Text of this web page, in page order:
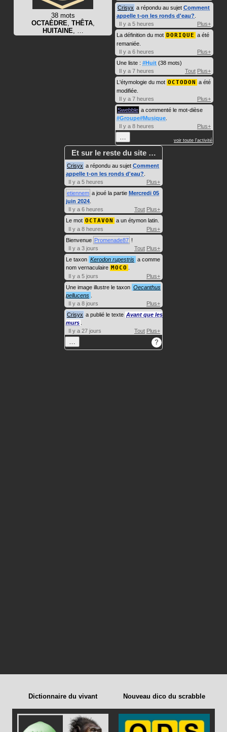
38 mots
OCTAÈDRE, THÊTA,
HUITAINE, …
Crisyx a répondu au sujet Comment
appelle t-on les ronds d'eau?
Il y a 5 heures
Plus+
La définition du mot DORIQUE a été
remaniée.
Il y a 6 heures
Plus+
Une liste : #Huit (38 mots)
Il y a 7 heures
Tout Plus+
L'étymologie du mot OCTODON a été
modifiée.
Il y a 7 heures
Plus+
Swebble a commenté le mot-dièse
#Groupe#Musique
Il y a 8 heures
Plus+
… voir toute l'activité
Et sur le reste du site …
Crisyx a répondu au sujet Comment
appelle t-on les ronds d'eau?
Il y a 5 heures
Plus+
etiennem a joué la partie Mercredi 05
juin 2024
Il y a 6 heures
Tout Plus+
Le mot OCTAVON a un étymon latin.
Il y a 8 heures
Plus+
Bienvenue Promenade87 !
Il y a 3 jours
Tout Plus+
Le taxon Kerodon rupestris a comme
nom vernaculaire MOCO
Il y a 5 jours
Plus+
Une image illustre le taxon Oecanthus
pellucens
Il y a 8 jours
Plus+
Crisyx a publié le texte Avant que les
murs
Il y a 27 jours
Tout Plus+
… ?
Dictionnaire du vivant Nouveau dico du scrabble